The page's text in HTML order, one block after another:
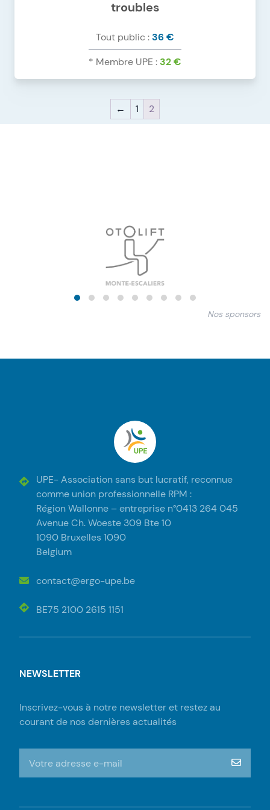
troubles
Tout public :36 €
* Membre UPE :32 €
DÉTAILS DU PRODUIT
L'ACQUISITION DU LANGAGE ET SES TROUBLES
← 1 2
Nos sponsors
UPE
UPE- Association sans but lucratif, reconnue
comme union professionnelle RPM :
Région Wallonne – entreprise n°0413 264 045
Avenue Ch. Woeste 309 Bte 10
1090 Bruxelles 1090
Belgium
contact@ergo-upe.be
BE75 2100 2615 1151
NEWSLETTER
Inscrivez-vous à notre newsletter et restez au
courant de nos dernières actualités